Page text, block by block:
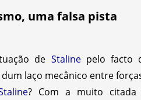
uma falsa pista
de Stalinepelo facto
laço mecânico entre
? Com a muito citada